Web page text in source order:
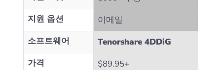
지원 옵션
이메일
소프트웨어
Tenorshare 4DDiG
가격
$89.95+